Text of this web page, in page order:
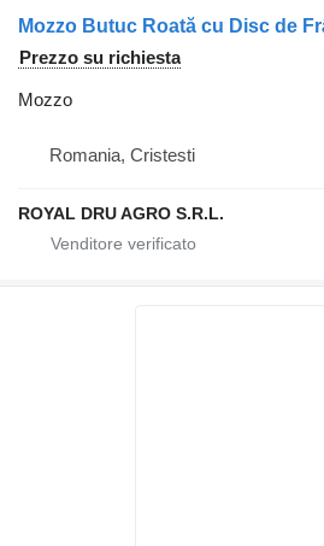
Prezzo su richiesta
Mozzo
Romania, Cristesti
ROYAL DRU AGRO S.R.L.